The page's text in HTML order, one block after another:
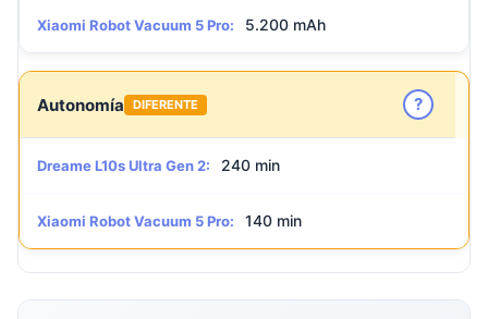
Xiaomi Robot Vacuum 5 Pro: 5.200 mAh
Autonomía DIFERENTE ?
Dreame L10s Ultra Gen 2: 240 min
Xiaomi Robot Vacuum 5 Pro: 140 min